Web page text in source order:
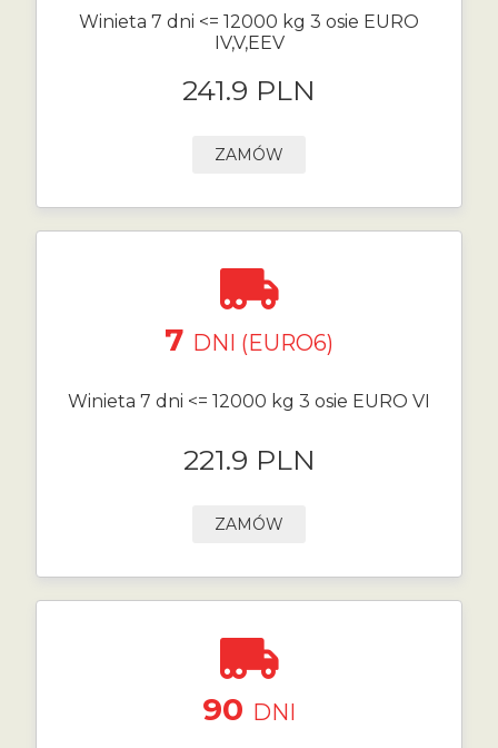
Winieta 7 dni <= 12000 kg 3 osie EURO
IV,V,EEV
241.9 PLN
ZAMÓW
7 DNI (EURO6)
Winieta 7 dni <= 12000 kg 3 osie EURO VI
221.9 PLN
ZAMÓW
90 DNI